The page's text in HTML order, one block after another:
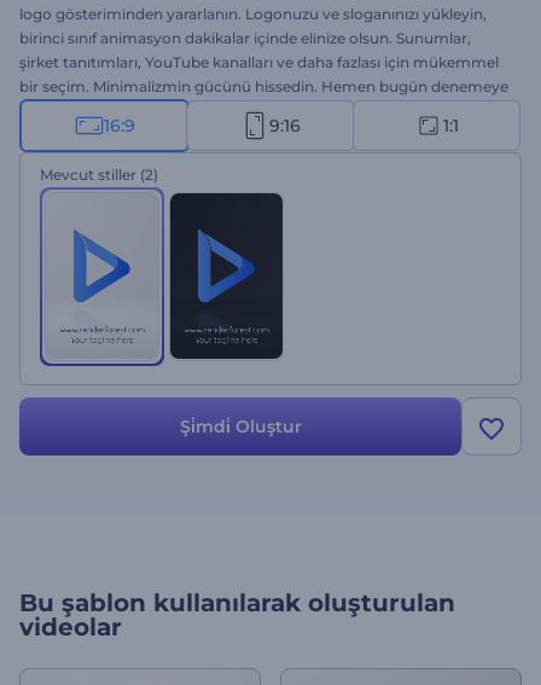
logo gösteriminden yararlanın. Logonuzu ve sloganınızı yükleyin,
birinci sınıf animasyon dakikalar içinde elinize olsun. Sunumlar,
şirket tanıtımları, YouTube kanalları ve daha fazlası için mükemmel
bir seçim. Minimalizmin gücünü hissedin. Hemen bugün denemeye
başlayın!
16:9 9:16 1:1
Mevcut stiller (2)
Şi̇mdi̇ Oluştur
Bu şablon kullanılarak oluşturulan
videolar